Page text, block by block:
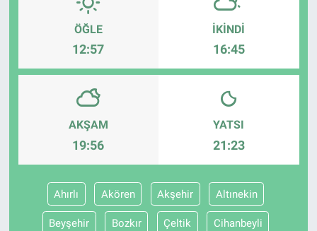
ÖĞLE
12:57
İKINDI
16:45
AKŞAM
19:56
YATSI
21:23
Ahırlı Akören Akşehir Altınekin
Beyşehir Bozkır Çeltik Cihanbeyli
ASAYİŞ
HABERDE İNSAN
Güvenlik